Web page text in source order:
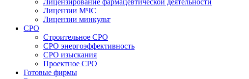
Лицензии МЧС
Лицензии минкульт
СРО
Строительное СРО
СРО энергоэффективность
СРО изыскания
Проектное СРО
Готовые фирмы